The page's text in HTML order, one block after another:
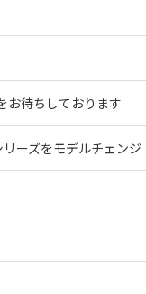
待ちしております
ーズをモデルチェンジ